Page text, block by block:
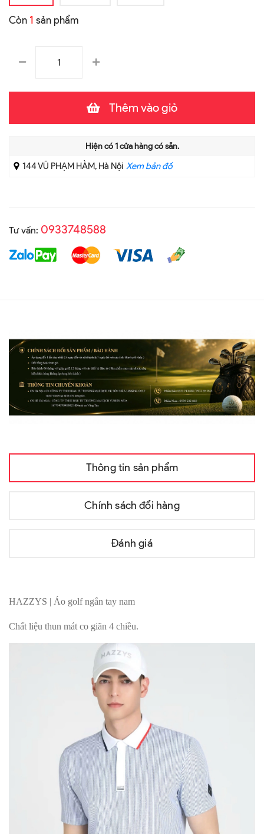
Còn 1 sản phẩm
Thêm vào giỏ
Hiện có1cửa hàng có sẵn.
144 VŨ PHẠM HÀM, Hà Nội Xem bản đồ
Tư vấn: 0933748588
Thông tin sản phẩm
Chính sách đổi hàng
Đánh giá
HAZZYS | Áo golf ngắn tay nam
Chất liệu thun mát co giãn 4 chiều.